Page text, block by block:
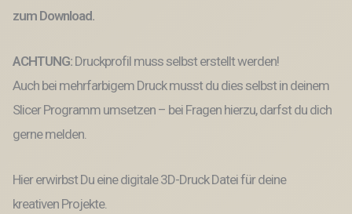
Gin
3D-
Druck
quotes
lustig
Menge
zum Download.
ACHTUNG: Druckprofil muss selbst erstellt werden!
Auch bei mehrfarbigem Druck musst du dies selbst in deinem
Slicer Programm umsetzen – bei Fragen hierzu, darfst du dich
gerne melden.
Hier erwirbst Du eine digitale 3D-Druck Datei für deine
kreativen Projekte.